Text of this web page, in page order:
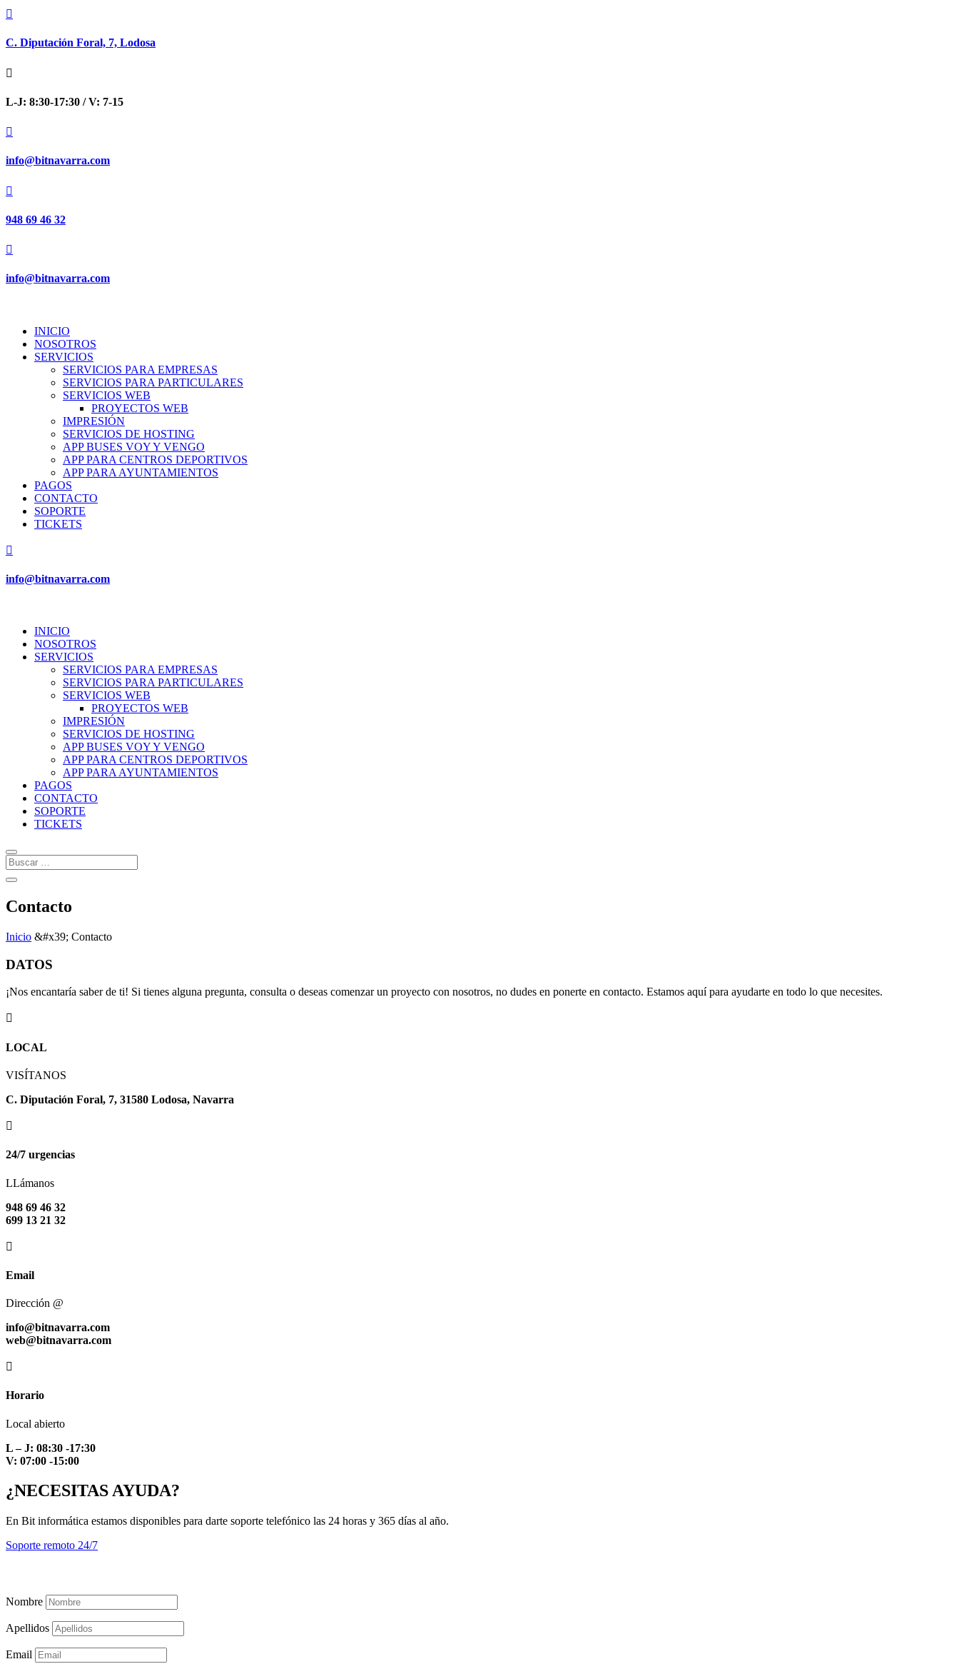

C. Diputación Foral, 7, Lodosa

L-J: 8:30-17:30 / V: 7-15

info@bitnavarra.com

948 69 46 32

info@bitnavarra.com
INICIO
NOSOTROS
SERVICIOS
SERVICIOS PARA EMPRESAS
SERVICIOS PARA PARTICULARES
SERVICIOS WEB
PROYECTOS WEB
IMPRESIÓN
SERVICIOS DE HOSTING
APP BUSES VOY Y VENGO
APP PARA CENTROS DEPORTIVOS
APP PARA AYUNTAMIENTOS
PAGOS
CONTACTO
SOPORTE
TICKETS

info@bitnavarra.com
INICIO
NOSOTROS
SERVICIOS
SERVICIOS PARA EMPRESAS
SERVICIOS PARA PARTICULARES
SERVICIOS WEB
PROYECTOS WEB
IMPRESIÓN
SERVICIOS DE HOSTING
APP BUSES VOY Y VENGO
APP PARA CENTROS DEPORTIVOS
APP PARA AYUNTAMIENTOS
PAGOS
CONTACTO
SOPORTE
TICKETS
Contacto
Inicio &#x39; Contacto
DATOS
¡Nos encantaría saber de ti! Si tienes alguna pregunta, consulta o deseas comenzar un proyecto con nosotros, no dudes en ponerte en contacto. Estamos aquí para ayudarte en todo lo que necesites.

LOCAL
VISÍTANOS
C. Diputación Foral, 7, 31580 Lodosa, Navarra

24/7 urgencias
LLámanos
948 69 46 32
699 13 21 32

Email
Dirección @
info@bitnavarra.com
web@bitnavarra.com

Horario
Local abierto
L – J: 08:30 -17:30
V: 07:00 -15:00
¿NECESITAS AYUDA?
En Bit informática estamos disponibles para darte soporte telefónico las 24 horas y 365 días al año.
Soporte remoto 24/7
Nombre
Apellidos
Email